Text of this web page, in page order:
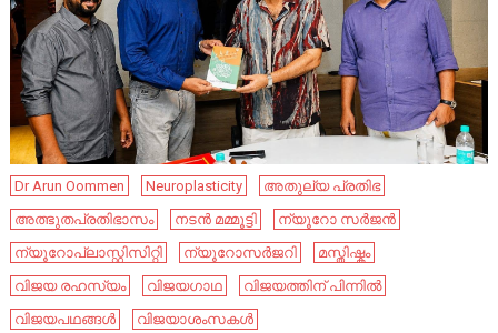
Dr Arun Oommen Neuroplasticity
അതുല്യ പ്രതിഭ
അത്ഭുതപ്രതിഭാസം
നടൻ മമ്മൂട്ടി
ന്യൂറോ സർജൻ
ന്യൂറോപ്ലാസ്റ്റിസിറ്റി
ന്യൂറോസർജറി
മസ്തിഷ്കം
വിജയ രഹസ്യം
വിജയഗാഥ
വിജയത്തിന് പിന്നിൽ
വിജയപഥങ്ങൾ
വിജയാശംസകൾ